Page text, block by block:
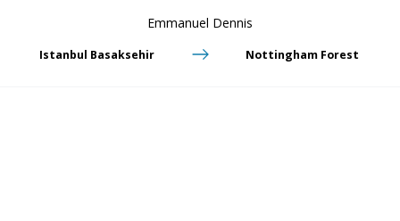
Emmanuel Dennis
Istanbul Basaksehir Nottingham Forest